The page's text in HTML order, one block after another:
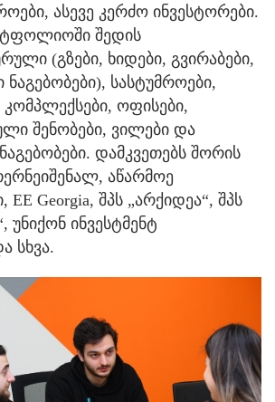
ასევე კერძო ინვესტორები.
შედის
(გზები, ხიდები, გვირაბები,
ნაგებობები), სასტუმროები,
ოფისები,
შენობები, ვილები და
დამკვეთებს შორის
აწარმოე
Georgia, შპს „არქიდეა“, შპს
უნიქონ ინვესტმენტ
სხვა.